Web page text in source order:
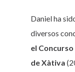
Daniel ha
diversos
el
de Xàtiva